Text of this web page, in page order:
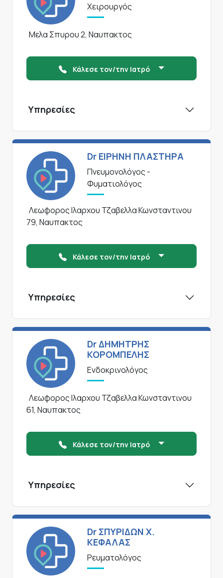
Χειρουργός
Μελα Σπυρου 2, Ναυπακτος
Κάλεσε τον/την Ιατρό
Υπηρεσίες
Dr ΕΙΡΗΝΗ ΠΛΑΣΤΗΡΑ
Πνευμονολόγος -
Φυματιολόγος
Λεωφορος Ιλαρχου Τζαβελλα Κωνσταντινου
79, Ναυπακτος
Κάλεσε τον/την Ιατρό
Υπηρεσίες
Dr ΔΗΜΗΤΡΗΣ
ΚΟΡΟΜΠΕΛΗΣ
Ενδοκρινολόγος
Λεωφορος Ιλαρχου Τζαβελλα Κωνσταντινου
61, Ναυπακτος
Κάλεσε τον/την Ιατρό
Υπηρεσίες
Dr ΣΠΥΡΙΔΩΝ Χ.
ΚΕΦΑΛΑΣ
Ρευματολόγος